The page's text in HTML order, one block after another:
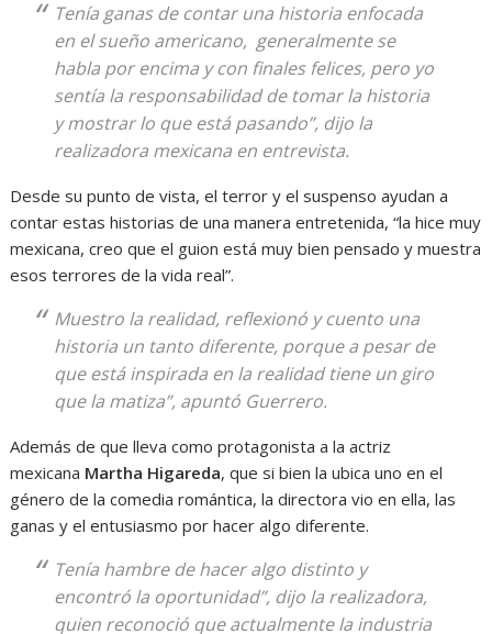
Tenía ganas de contar una historia enfocada
en el sueño americano, generalmente se
habla por encima y con finales felices, pero yo
sentía la responsabilidad de tomar la historia
y mostrar lo que está pasando”, dijo la
realizadora mexicana en entrevista.
Desde su punto de vista, el terror y el suspenso ayudan a
contar estas historias de una manera entretenida, “la hice muy
mexicana, creo que el guion está muy bien pensado y muestra
esos terrores de la vida real”.
Muestro la realidad, reflexionó y cuento una
historia un tanto diferente, porque a pesar de
que está inspirada en la realidad tiene un giro
que la matiza”, apuntó Guerrero.
Además de que lleva como protagonista a la actriz
mexicana Martha Higareda, que si bien la ubica uno en el
género de la comedia romántica, la directora vio en ella, las
ganas y el entusiasmo por hacer algo diferente.
Tenía hambre de hacer algo distinto y
encontró la oportunidad”, dijo la realizadora,
quien reconoció que actualmente la industria